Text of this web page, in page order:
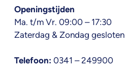
Openingstijden
Ma. t/m Vr. 09:00 – 17:30
Zaterdag & Zondag gesloten
Telefoon: 0341 – 249900